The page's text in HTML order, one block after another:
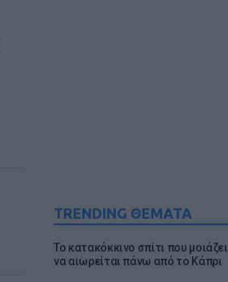
TRENDING ΘΕΜΑΤΑ
Το κατακόκκινο σπίτι που μοιάζει
να αιωρείται πάνω από το Κάπρι